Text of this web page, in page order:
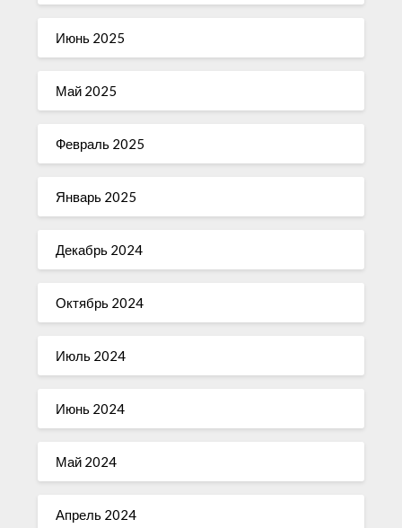
Июнь 2025
Май 2025
Февраль 2025
Январь 2025
Декабрь 2024
Октябрь 2024
Июль 2024
Июнь 2024
Май 2024
Апрель 2024